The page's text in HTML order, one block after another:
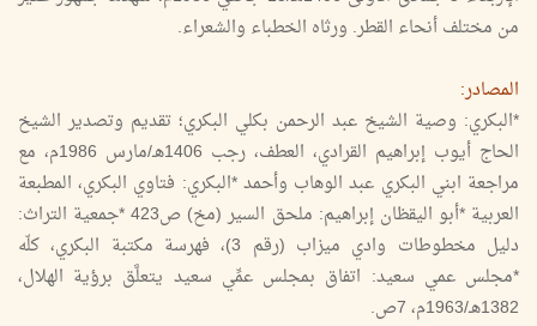
من مختلف أنحاء القطر. ورثاه الخطباء والشعراء.
المصادر:
*البكري: وصية الشيخ عبد الرحمن بكلي البكري؛ تقديم وتصدير الشيخ
الحاج أيوب إبراهيم القرادي، العطف، رجب 1406هـ/مارس 1986م، مع
مراجعة ابني البكري عبد الوهاب وأحمد *البكري: فتاوي البكري، المطبعة
العربية *أبو اليقظان إبراهيم: ملحق السير (مخ) ص423 *جمعية التراث:
دليل مخطوطات وادي ميزاب (رقم 3)، فهرسة مكتبة البكري، كلّه
*مجلس عمي سعيد: اتفاق بمجلس عمِّي سعيد يتعلَّق برؤية الهلال،
1382هـ/1963م، 7ص.